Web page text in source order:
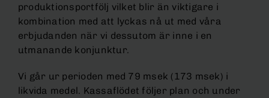
produktionsportfölj vilket blir än viktigare i
kombination med att lyckas nå ut med våra
erbjudanden när vi dessutom är inne i en
utmanande konjunktur.
Vi går ur perioden med 79 msek (173 msek) i
likvida medel. Kassaflödet följer plan och under